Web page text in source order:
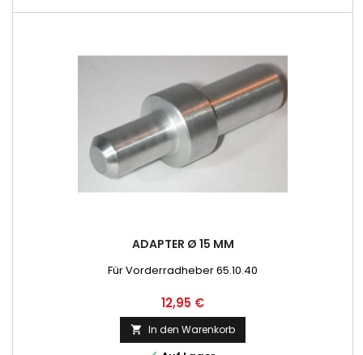
ADAPTER Ø 15 MM
Für Vorderradheber 65.10.40
Preis
12,95 €
 In den Warenkorb